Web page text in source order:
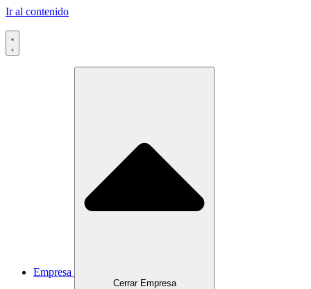
Ir al contenido
Empresa
Cerrar Empresa